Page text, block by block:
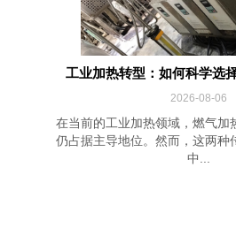
工业加热转型：如何科学选
2026-08-06
在当前的工业加热领域，燃气加
仍占据主导地位。然而，这两种
中...